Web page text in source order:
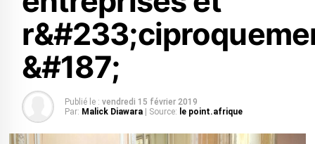
&#187;
Publié le : vendredi 15 février 2019
Par: Malick Diawara | Source: le point.afrique